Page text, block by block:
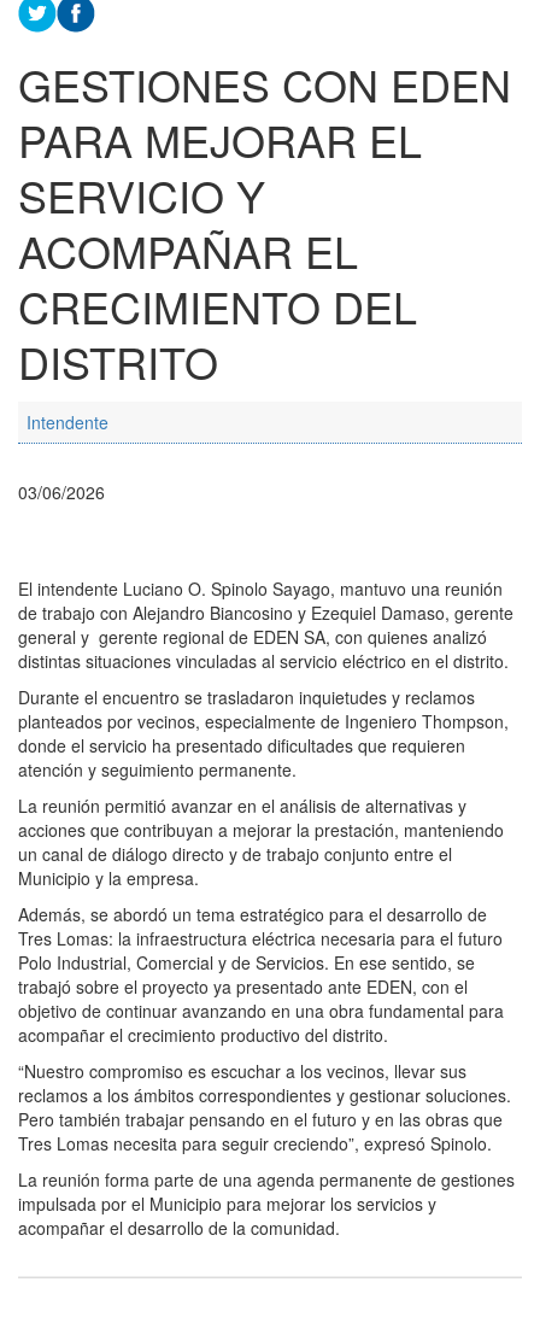
GESTIONES CON EDEN
PARA MEJORAR EL
SERVICIO Y
ACOMPAÑAR EL
CRECIMIENTO DEL
DISTRITO
Intendente
03/06/2026
El intendente Luciano O. Spinolo Sayago, mantuvo una reunión
de trabajo con Alejandro Biancosino y Ezequiel Damaso, gerente
general y gerente regional de EDEN SA, con quienes analizó
distintas situaciones vinculadas al servicio eléctrico en el distrito.
Durante el encuentro se trasladaron inquietudes y reclamos
planteados por vecinos, especialmente de Ingeniero Thompson,
donde el servicio ha presentado dificultades que requieren
atención y seguimiento permanente.
La reunión permitió avanzar en el análisis de alternativas y
acciones que contribuyan a mejorar la prestación, manteniendo
un canal de diálogo directo y de trabajo conjunto entre el
Municipio y la empresa.
Además, se abordó un tema estratégico para el desarrollo de
Tres Lomas: la infraestructura eléctrica necesaria para el futuro
Polo Industrial, Comercial y de Servicios. En ese sentido, se
trabajó sobre el proyecto ya presentado ante EDEN, con el
objetivo de continuar avanzando en una obra fundamental para
acompañar el crecimiento productivo del distrito.
“Nuestro compromiso es escuchar a los vecinos, llevar sus
reclamos a los ámbitos correspondientes y gestionar soluciones.
Pero también trabajar pensando en el futuro y en las obras que
Tres Lomas necesita para seguir creciendo”, expresó Spinolo.
La reunión forma parte de una agenda permanente de gestiones
impulsada por el Municipio para mejorar los servicios y
acompañar el desarrollo de la comunidad.